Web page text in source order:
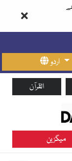
اردو
القرآن
میگزین